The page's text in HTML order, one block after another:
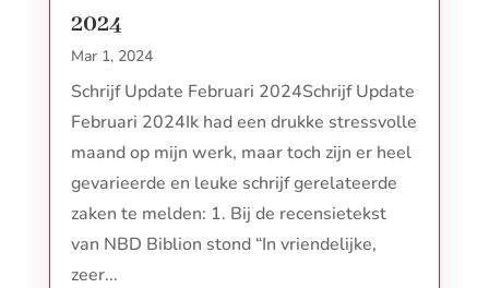
2024
Mar 1, 2024
Schrijf Update Februari 2024Schrijf Update
Februari 2024Ik had een drukke stressvolle
maand op mijn werk, maar toch zijn er heel
gevarieerde en leuke schrijf gerelateerde
zaken te melden: 1. Bij de recensietekst
van NBD Biblion stond “In vriendelijke,
zeer...